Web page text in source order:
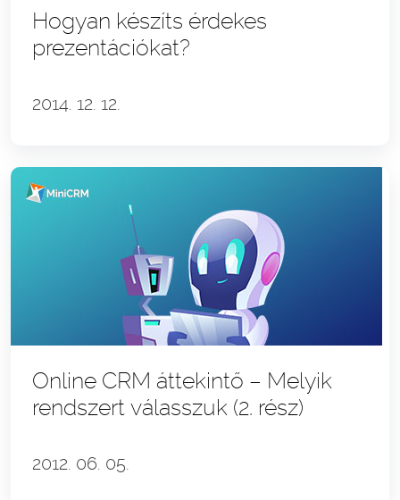
Hogyan készíts érdekes
prezentációkat?
2014. 12. 12.
Online CRM áttekintő – Melyik
rendszert válasszuk (2. rész)
2012. 06. 05.